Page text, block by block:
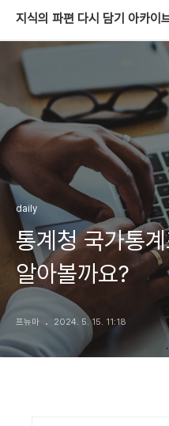
지식의 파편 다시 담기 아카이
daily
통계청 국가통
알아볼까요?
프뉴마 2024. 5. 15. 11:18